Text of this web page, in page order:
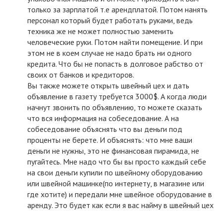
только за зарплатой т.е арендплатой. Потом нанять
персонал который будет работать руками, ведь
техника же не может полностью заменить
человеческие руки. Потом найти помещение. И при
этом не в коем случае не надо брать ни одного
кредита. Что бы не попасть в долговое рабство от
своих от банков и кредиторов.
Вы также можете открыть швейный цех и дать
объявление в газету требуется 3000$. А когда люди
начнут звонить по объявлению, то можете сказать
что вся информация на собеседование. А на
собеседование объяснять что вы деньги под
проценты не берете. И объяснять: что мне ваши
деньги не нужны, это не финансовая пирамида, не
пугайтесь. Мне надо что бы вы просто каждый себе
на свои деньги купили по швейному оборудованию
или швейной машинке(по интернету, в магазине или
где хотите) и передали мне швейное оборудование в
аренду. Это будет как если я вас найму в швейный цех